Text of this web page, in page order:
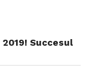
Succesul